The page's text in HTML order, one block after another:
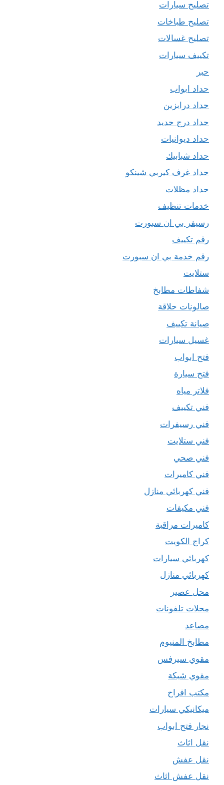
تصليح سيارات
تصليح طباخات
تصليح غسالات
تكييف سيارات
حبر
حداد ابواب
حداد درابزين
حداد درج حديد
حداد ديوانيات
حداد شبابيك
حداد غرف كيربي شينكو
حداد مظلات
خدمات تنظيف
رسيفر بي ان سبورت
رقم تكييف
رقم خدمة بي ان سبورت
ستلايت
شفاطات مطابخ
صالونات حلاقة
صيانة تكييف
غسيل سيارات
فتح ابواب
فتح سيارة
فلاتر مياه
فني تكييف
فني رسيفرات
فني ستلايت
فني صحي
فني كاميرات
فني كهربائي منازل
فني مكيفات
كاميرات مراقبة
كراج الكويت
كهربائي سيارات
كهربائي منازل
محل عصير
محلات تلفونات
مصاعد
مطابخ المنيوم
مقوي سيرفس
مقوي شبكة
مكتب افراح
ميكانيكي سيارات
نجار فتح ابواب
نقل اثاث
نقل عفش
نقل عفش اثاث